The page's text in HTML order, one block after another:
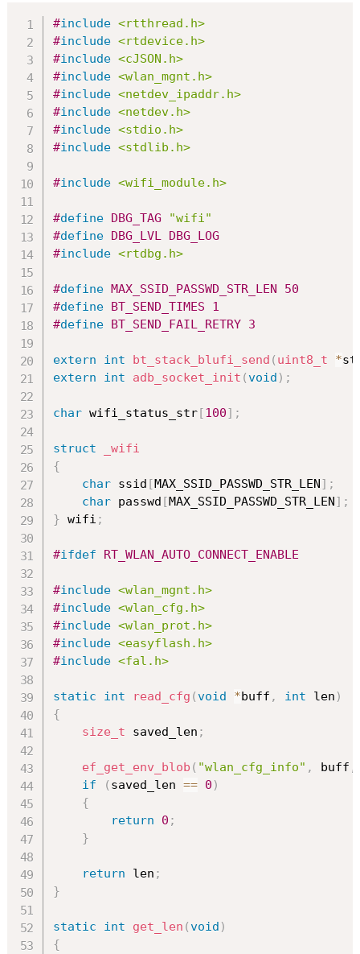
#include <rtthread.h>
#include <rtdevice.h>
#include <cJSON.h>
#include <wlan_mgnt.h>
#include <netdev_ipaddr.h>
#include <netdev.h>
#include <stdio.h>
#include <stdlib.h>
#include <wifi_module.h>
#define DBG_TAG
"wifi"
#define DBG_LVL
DBG_LOG
#include <rtdbg.h>
#define MAX_SSID_PASSWD_STR_LEN
50
#define BT_SEND_TIMES
1
#define BT_SEND_FAIL_RETRY 3
extern int bt_stack_blufi_send ( uint8_t *
extern
int adb_socket_init (void ) ;
char wifi_status_str [100] ;
struct
_wifi
{
char ssid [ MAX_SSID_PASSWD_STR_LEN ] ;
char passwd [ MAX_SSID_PASSWD_STR_LEN ] ;
} wifi ;
#ifdef RT_WLAN_AUTO_CONNECT_ENABLE
#include <wlan_mgnt.h>
#include <wlan_cfg.h>
#include <wlan_prot.h>
#include <easyflash.h>
#include <fal.h>
static int read_cfg (void *buff , int len )
{
size_t saved_len ;
ef_get_env_blob ( "wlan_cfg_info" , buff ,
if
( saved_len == 0 )
{
return
0 ;
}
return len ;
}
static int get_len (void )
{